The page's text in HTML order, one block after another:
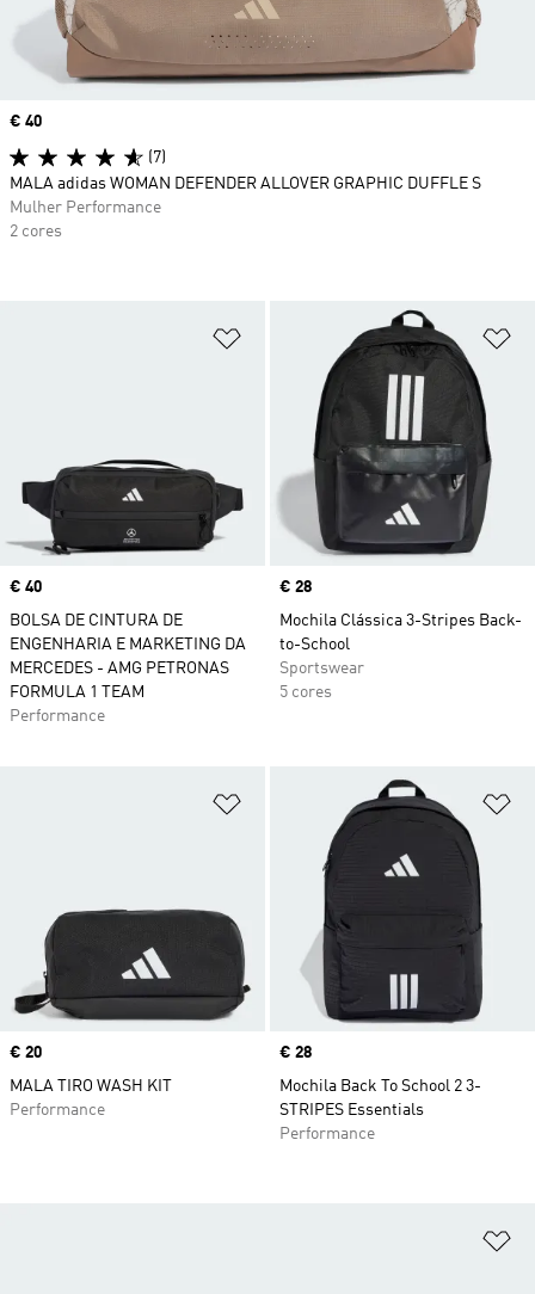
Adicionar à Lista de Desejos
Price
€ 40
BOLSA DE CINTURA DE
ENGENHARIA E MARKETING DA
MERCEDES - AMG PETRONAS
FORMULA 1 TEAM
Performance
Price
€ 28
Mochila Clássica 3-Stripes Back-
to-School
Sportswear
5 cores
Adicionar à Lista de Desejos
Price
€ 20
MALA TIRO WASH KIT
Performance
Price
€ 28
Mochila Back To School 2 3-
STRIPES Essentials
Performance
Price
€ 40
(7)
MALA adidas WOMAN DEFENDER ALLOVER GRAPHIC DUFFLE S
Mulher Performance
2 cores